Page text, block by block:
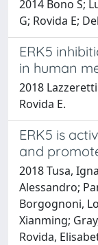
2014 Bono S;
G; Rovida E;
ERK5
in human
2018 Lazzeretti
Rovida E.
ERK5 is
and
2018 Tusa,
Alessandro;
Borgognoni,
Xianming;
Rovida,